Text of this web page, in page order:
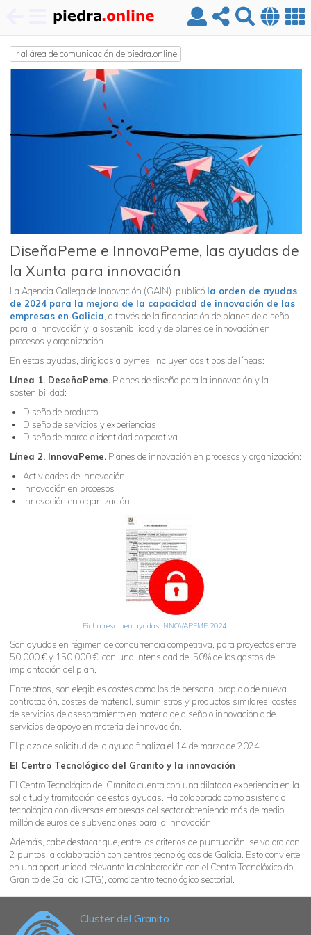
Ir al área de comunicación de piedra.online
DiseñaPeme e InnovaPeme, las ayudas de
la Xunta para innovación
La Agencia Gallega de Innovación (GAIN) publicó la orden de ayudas
de 2024 para la mejora de la capacidad de innovación de las
empresas en Galicia , a través de la financiación de planes de diseño
para la innovación y la sostenibilidad y de planes de innovación en
procesos y organización.
En estas ayudas, dirigidas a pymes, incluyen dos tipos de líneas:
Línea 1. DeseñaPeme.Planes de diseño para la innovación y la
sostenibilidad:
Diseño de producto
Diseño de servicios y experiencias
Diseño de marca e identidad corporativa
Línea 2. InnovaPeme.Planes de innovación en procesos y organización:
Actividades de innovación
Innovación en procesos
Innovación en organización
Ficha resumen ayudas INNOVAPEME 2024
Son ayudas en régimen de concurrencia competitiva, para proyectos entre
50.000 € y 150.000 €, con una intensidad del 50% de los gastos de
implantación del plan.
Entre otros, son elegibles costes como los de personal propio o de nueva
contratación, costes de material, suministros y productos similares, costes
de servicios de asesoramiento en materia de diseño o innovación o de
servicios de apoyo en materia de innovación.
El plazo de solicitud de la ayuda finaliza el 14 de marzo de 2024.
El Centro Tecnológico del Granito y la innovación
El Centro Tecnológico del Granito cuenta con una dilatada experiencia en la
solicitud y tramitación de estas ayudas. Ha colaborado como asistencia
tecnológica con diversas empresas del sector obteniendo más de medio
millón de euros de subvenciones para la innovación.
Además, cabe destacar que, entre los criterios de puntuación, se valora con
2 puntos la colaboración con centros tecnológicos de Galicia. Esto convierte
en una oportunidad relevante la colaboración con el Centro Tecnolóxico do
Granito de Galicia (CTG), como centro tecnológico sectorial.
Cluster del Granito